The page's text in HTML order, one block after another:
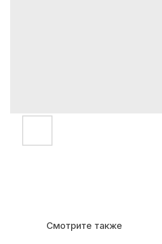
Смотрите также